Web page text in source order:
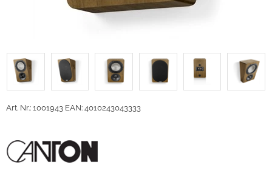
Art. Nr.: 1001943 EAN: 4010243043333